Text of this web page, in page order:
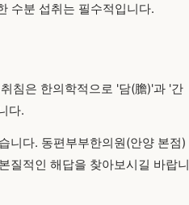
수분 섭취는 필수적입니다.
침은 한의학적으로 '담(膽)'과 '간
다.
니다. 동편부부한의원(안양 본점)
질적인 해답을 찾아보시길 바랍니